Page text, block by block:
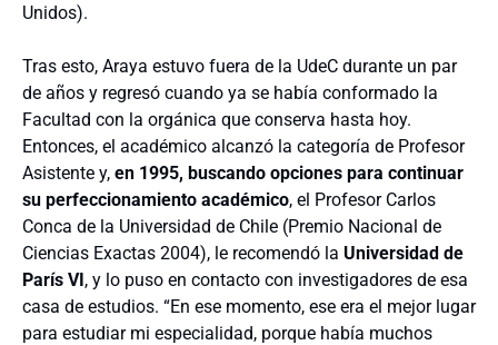
Unidos).
Tras esto, Araya estuvo fuera de la UdeC durante un par
de años y regresó cuando ya se había conformado la
Facultad con la orgánica que conserva hasta hoy.
Entonces, el académico alcanzó la categoría de Profesor
Asistente y, en 1995, buscando opciones para continuar
su perfeccionamiento académico, el Profesor Carlos
Conca de la Universidad de Chile (Premio Nacional de
Ciencias Exactas 2004), le recomendó la Universidad de
París VI, y lo puso en contacto con investigadores de esa
casa de estudios. “En ese momento, ese era el mejor lugar
para estudiar mi especialidad, porque había muchos